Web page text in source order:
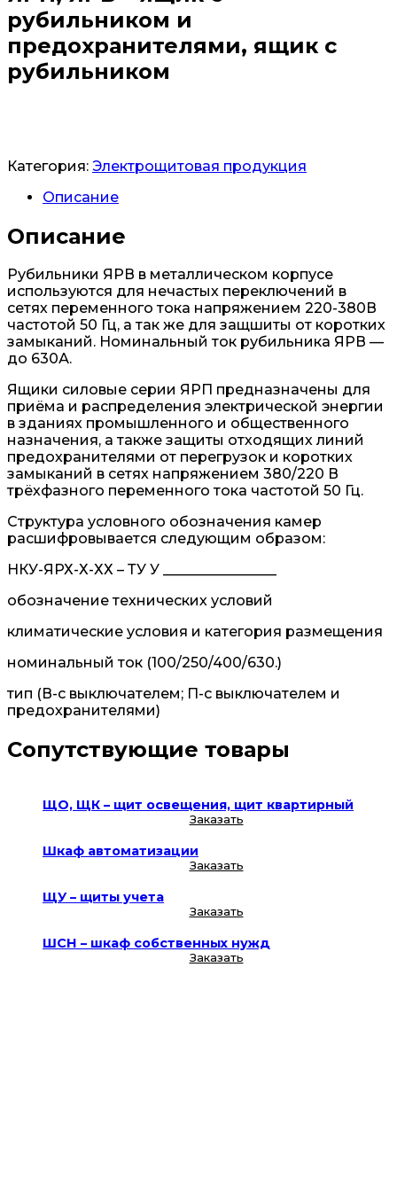
рубильником и
предохранителями, ящик с
рубильником
Категория: Электрощитовая продукция
Описание
Описание
Рубильники ЯРВ в металлическом корпусе
используются для нечастых переключений в
сетях переменного тока напряжением 220-380В
частотой 50 Гц, а так же для защшиты от коротких
замыканий. Номинальный ток рубильника ЯРВ —
до 630А.
Ящики силовые серии ЯРП предназначены для
приёма и распределения электрической энергии
в зданиях промышленного и общественного
назначения, а также защиты отходящих линий
предохранителями от перегрузок и коротких
замыканий в сетях напряжением 380/220 В
трёхфазного переменного тока частотой 50 Гц.
Структура условного обозначения камер
расшифровывается следующим образом:
НКУ-ЯРХ-Х-ХХ – ТУ У ________________
обозначение технических условий
климатические условия и категория размещения
номинальный ток (100/250/400/630.)
тип (В-с выключателем; П-с выключателем и
предохранителями)
Сопутствующие товары
ЩО, ЩК – щит освещения, щит квартирный
Заказать
Шкаф автоматизации
Заказать
ЩУ – щиты учета
Заказать
ШСН – шкаф собственных нужд
Заказать